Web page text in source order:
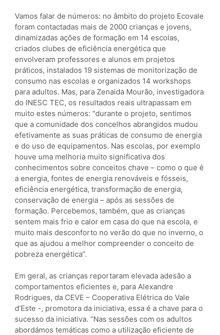
Vamos falar de números: no âmbito do projeto Ecovale
foram contactadas mais de 2000 crianças e jovens,
dinamizadas ações de formação em 14 escolas,
criados clubes de eficiência energética que
envolveram professores e alunos em projetos
práticos, instalados 19 sistemas de monitorização de
consumo nas escolas e organizados 14 workshops
para adultos. Mas, para Zenaida Mourão, investigadora
do INESC TEC, os resultados reais ultrapassam em
muito estes números: “durante o projeto, sentimos
que a comunidade dos concelhos abrangidos mudou
efetivamente as suas práticas de consumo de energia
e do uso de equipamentos. Nas escolas, por exemplo
houve uma melhoria muito significativa dos
conhecimentos sobre conceitos chave – como o que é
a energia, fontes de energia renováveis e fósseis,
eficiência energética, transformação de energia,
conservação de energia – após as sessões de
formação. Percebemos, também, que as crianças
sentem mais frio e calor em casa do que na escola, e
muito mais desconforto no verão do que no inverno, o
que as ajudou a melhor compreender o conceito de
pobreza energética​”.
Em geral, as crianças reportaram elevada adesão a
comportamentos eficientes ​e, para Alexandre
Rodrigues, da CEVE – Cooperativa Elétrica do Vale
d’Este -, promotora da iniciativa, essa é a chave para o
sucesso da iniciativa. “Nas sessões com os adultos
abordámos temáticas como a utilização eficiente de